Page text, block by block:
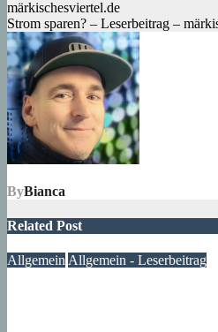
märkischesviertel.de
Strom sparen? – Leserbeitrag –
ByBianca
Related Post
Allgemein Allgemein - Leserbeitrag